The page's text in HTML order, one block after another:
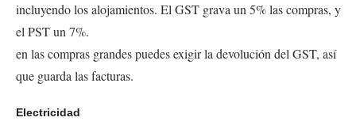
incluyendo los alojamientos. El GST grava un 5% las compras, y
el PST un 7%.
en las compras grandes puedes exigir la devolución del GST, así
que guarda las facturas.
Electricidad